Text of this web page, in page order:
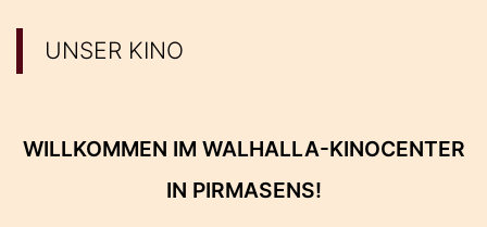
UNSER KINO
WILLKOMMEN IM WALHALLA-KINOCENTER
IN PIRMASENS!